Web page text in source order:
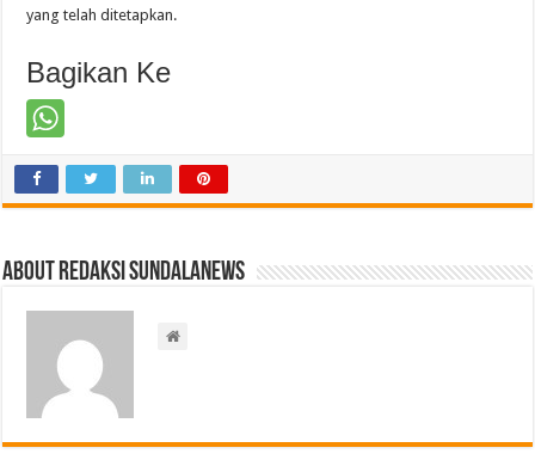
yang telah ditetapkan.
Bagikan Ke
About Redaksi Sundalanews